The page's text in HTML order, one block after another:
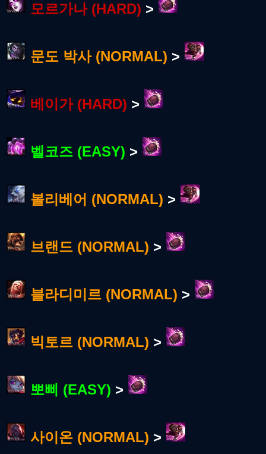
모르가나 (HARD) >
문도 박사 (NORMAL) >
베이가 (HARD) >
벨코즈 (EASY) >
볼리베어 (NORMAL) >
브랜드 (NORMAL) >
블라디미르 (NORMAL) >
빅토르 (NORMAL) >
뽀삐 (EASY) >
사이온 (NORMAL) >